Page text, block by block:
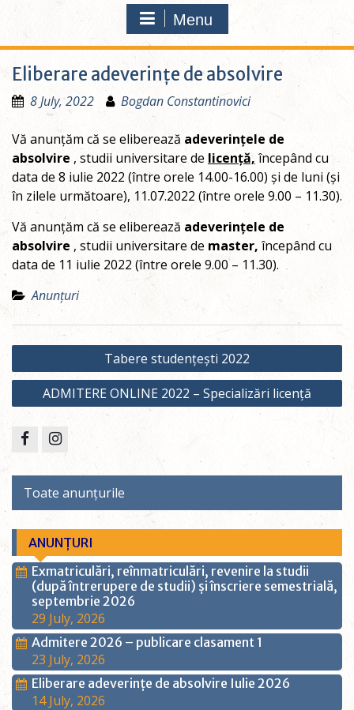
Menu
Eliberare adeverințe de absolvire
8 July, 2022 Bogdan Constantinovici
Vă anunțăm că se eliberează adeverințele de
absolvire , studii universitare de licență, începând cu
data de 8 iulie 2022 (între orele 14.00-16.00) și de luni (și
în zilele următoare), 11.07.2022 (între orele 9.00 – 11.30).
Vă anunțăm că se eliberează adeverințele de
absolvire , studii universitare de master, începând cu
data de 11 iulie 2022 (între orele 9.00 – 11.30).
Anunțuri
Post
navigation
Tabere studențești 2022
ADMITERE ONLINE 2022 – Specializări licență
FacebookInstagram
Toate anunțurile
ANUNȚURI
Exmatriculări, reînmatriculări, revenire la studii
(după întrerupere de studii) și înscriere semestrială,
septembrie 2026
29 July, 2026
Admitere 2026 – publicare clasament 1
23 July, 2026
Eliberare adeverințe de absolvire Iulie 2026
14 July, 2026